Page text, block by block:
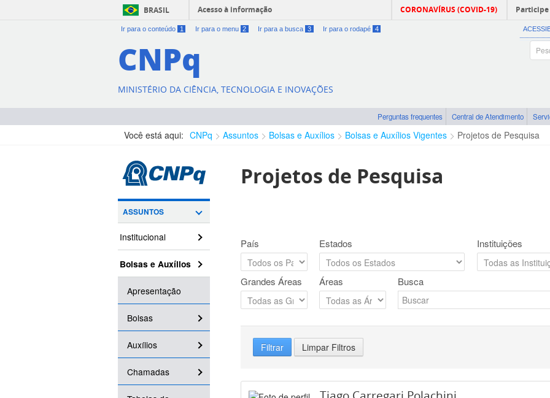
BRASIL Acesso à informação CORONAVÍRUS (COVID-19) Participe
Ir para o conteúdo 1 Ir para o menu 2 Ir para a busca 3 Ir para o rodapé 4
CNPq
MINISTÉRIO DA CIÊNCIA, TECNOLOGIA E INOVAÇÕES
Perguntas frequentes Central de Atendimento
Você está aqui: CNPq Assuntos Bolsas e Auxílios Bolsas e Auxílios Vigentes Projetos de Pesquisa
ASSUNTOS
Institucional
Bolsas e Auxílios
Apresentação
Bolsas
Auxílios
Chamadas
Projetos de Pesquisa
País Estados Instituições
Grandes Áreas Áreas Busca
Filtrar Limpar Filtros